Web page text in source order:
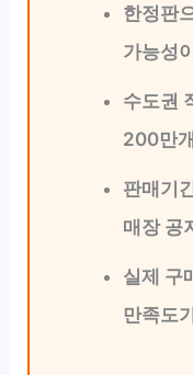
한정판
가능성
수도권
200만
판매기
매장 공
실제 구
만족도